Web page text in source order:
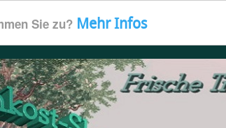
Sie zu? Mehr Infos